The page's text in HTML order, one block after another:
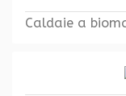
Caldaie a